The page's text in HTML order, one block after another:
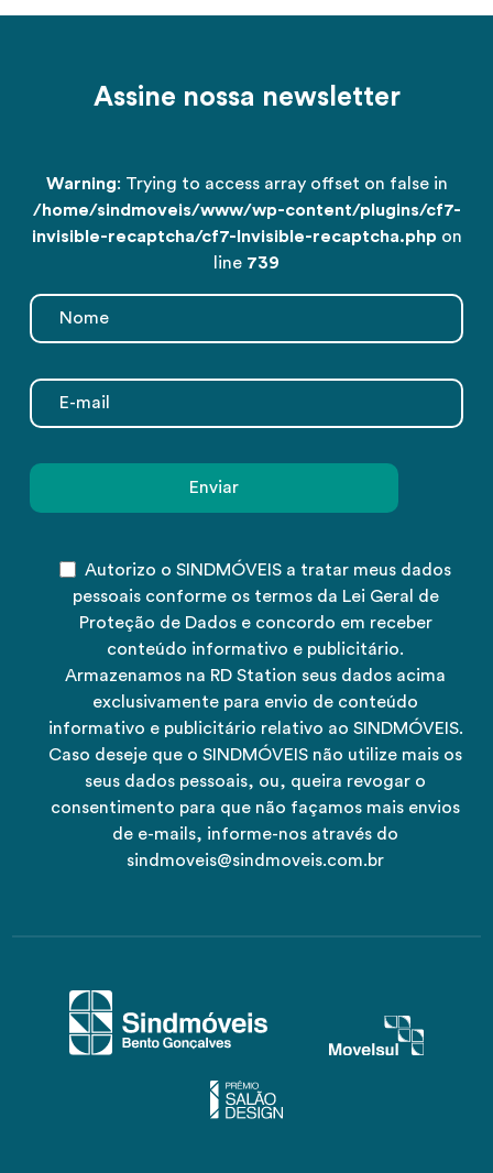
Assine nossa newsletter
Warning: Trying to access array offset on false in
/home/sindmoveis/www/wp-content/plugins/cf7-
invisible-recaptcha/cf7-Invisible-recaptcha.php on
line 739
Autorizo o SINDMÓVEIS a tratar meus dados
pessoais conforme os termos da Lei Geral de
Proteção de Dados e concordo em receber
conteúdo informativo e publicitário.
Armazenamos na RD Station seus dados acima
exclusivamente para envio de conteúdo
informativo e publicitário relativo ao SINDMÓVEIS.
Caso deseje que o SINDMÓVEIS não utilize mais os
seus dados pessoais, ou, queira revogar o
consentimento para que não façamos mais envios
de e-mails, informe-nos através do
sindmoveis@sindmoveis.com.br